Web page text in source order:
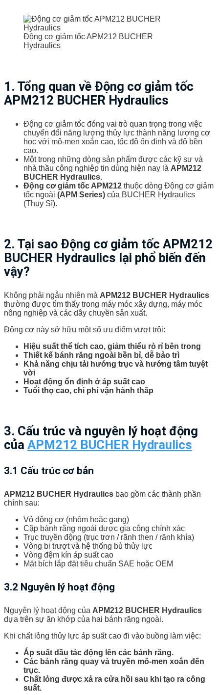
Động cơ giảm tốc APM212 BUCHER
Hydraulics
1. Tổng quan về Động cơ giảm tốc
APM212 BUCHER Hydraulics
Động cơ giảm tốc đóng vai trò quan trọng trong việc
chuyển đổi năng lượng thủy lực thành năng lượng cơ
học với mô-men xoắn cao, tốc độ ổn định và độ bền
cao.
Một trong những dòng sản phẩm được các kỹ sư và
nhà thầu công nghiệp tin dùng hiện nay là APM212
BUCHER Hydraulics.
Động cơ giảm tốc APM212 thuộc dòng Động cơ giảm
tốc ngoài (APM Series) của BUCHER Hydraulics
(Thụy Sĩ).
2. Tại sao Động cơ giảm tốc APM212
BUCHER Hydraulics lại phổ biến đến
vậy?
Không phải ngẫu nhiên mà APM212 BUCHER Hydraulics
thường được tìm thấy trong máy móc xây dựng, máy móc
nông nghiệp và các dây chuyền sản xuất.
Động cơ này sở hữu một số ưu điểm vượt trội:
Hiệu suất thể tích cao, giảm thiểu rò rỉ bên trong
Thiết kế bánh răng ngoài bền bỉ, dễ bảo trì
Khả năng chịu tải hướng trục và hướng tâm tuyệt
vời
Hoạt động ổn định ở áp suất cao
Tuổi thọ cao, chi phí vận hành thấp
3. Cấu trúc và nguyên lý hoạt động
của APM212 BUCHER Hydraulics
3.1 Cấu trúc cơ bản
APM212 BUCHER Hydraulics bao gồm các thành phần
chính sau:
Vỏ động cơ (nhôm hoặc gang)
Cặp bánh răng ngoài được gia công chính xác
Trục truyền động (trục trơn / rãnh then / rãnh khía)
Vòng bi trượt và hệ thống bù thủy lực
Vòng đệm kín áp suất cao
Mặt bích lắp đặt tiêu chuẩn SAE hoặc OEM
3.2 Nguyên lý hoạt động
Nguyên lý hoạt động của APM212 BUCHER Hydraulics
dựa trên sự ăn khớp của hai bánh răng ngoài.
Khi chất lỏng thủy lực áp suất cao đi vào buồng làm việc:
Áp suất dầu tác động lên các bánh răng.
Các bánh răng quay và truyền mô-men xoắn đến
trục.
Chất lỏng được xả ra cửa hồi sau khi tạo ra công
suất.